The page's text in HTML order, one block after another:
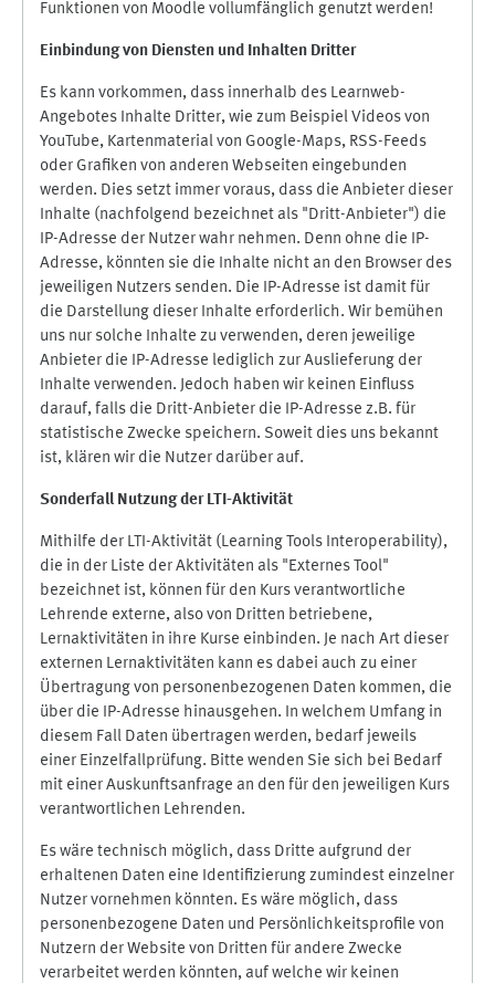
Funktionen von Moodle vollumfänglich genutzt werden!
Einbindung von Diensten und Inhalten Dritter
Es kann vorkommen, dass innerhalb des Learnweb-
Angebotes Inhalte Dritter, wie zum Beispiel Videos von
YouTube, Kartenmaterial von Google-Maps, RSS-Feeds
oder Grafiken von anderen Webseiten eingebunden
werden. Dies setzt immer voraus, dass die Anbieter dieser
Inhalte (nachfolgend bezeichnet als "Dritt-Anbieter") die
IP-Adresse der Nutzer wahr nehmen. Denn ohne die IP-
Adresse, könnten sie die Inhalte nicht an den Browser des
jeweiligen Nutzers senden. Die IP-Adresse ist damit für
die Darstellung dieser Inhalte erforderlich. Wir bemühen
uns nur solche Inhalte zu verwenden, deren jeweilige
Anbieter die IP-Adresse lediglich zur Auslieferung der
Inhalte verwenden. Jedoch haben wir keinen Einfluss
darauf, falls die Dritt-Anbieter die IP-Adresse z.B. für
statistische Zwecke speichern. Soweit dies uns bekannt
ist, klären wir die Nutzer darüber auf.
Sonderfall Nutzung der LTI-Aktivität
Mithilfe der LTI-Aktivität (Learning Tools Interoperability),
die in der Liste der Aktivitäten als "Externes Tool"
bezeichnet ist, können für den Kurs verantwortliche
Lehrende externe, also von Dritten betriebene,
Lernaktivitäten in ihre Kurse einbinden. Je nach Art dieser
externen Lernaktivitäten kann es dabei auch zu einer
Übertragung von personenbezogenen Daten kommen, die
über die IP-Adresse hinausgehen. In welchem Umfang in
diesem Fall Daten übertragen werden, bedarf jeweils
einer Einzelfallprüfung. Bitte wenden Sie sich bei Bedarf
mit einer Auskunftsanfrage an den für den jeweiligen Kurs
verantwortlichen Lehrenden.
Es wäre technisch möglich, dass Dritte aufgrund der
erhaltenen Daten eine Identifizierung zumindest einzelner
Nutzer vornehmen könnten. Es wäre möglich, dass
personenbezogene Daten und Persönlichkeitsprofile von
Nutzern der Website von Dritten für andere Zwecke
verarbeitet werden könnten, auf welche wir keinen